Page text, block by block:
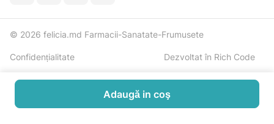
© 2026 felicia.md Farmacii-Sanatate-Frumusete
Confidențialitate Dezvoltat în Rich Code
Adaugă in coş